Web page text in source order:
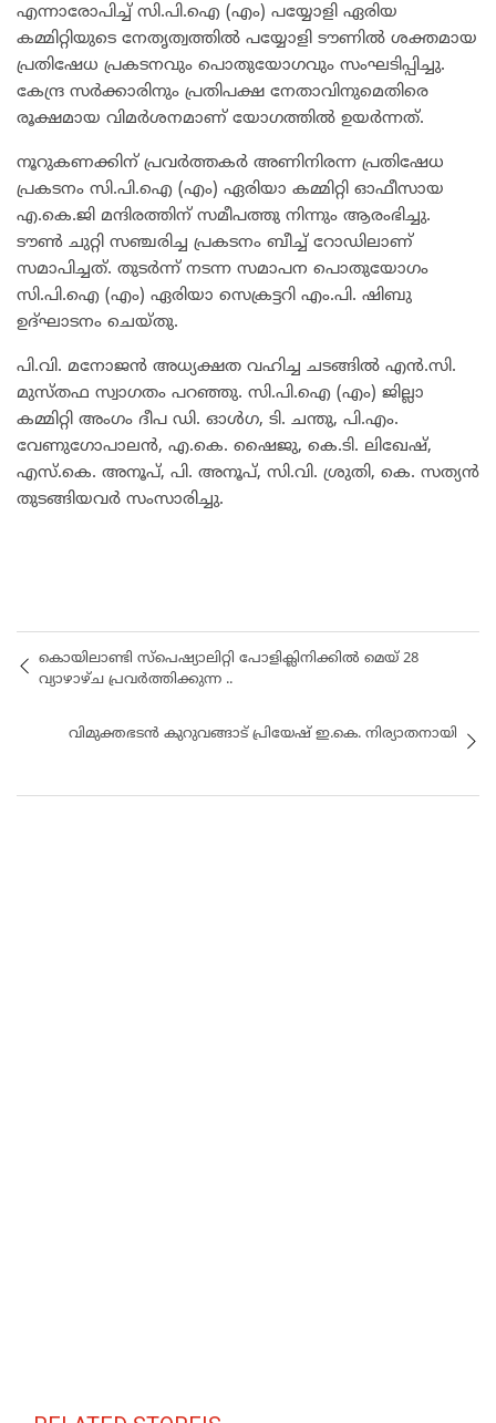
എന്നാരോപിച്ച് സി.പി.ഐ (എം) പയ്യോളി ഏരിയ
കമ്മിറ്റിയുടെ നേതൃത്വത്തിൽ പയ്യോളി ടൗണിൽ ശക്തമായ
പ്രതിഷേധ പ്രകടനവും പൊതുയോഗവും സംഘടിപ്പിച്ചു.
കേന്ദ്ര സർക്കാരിനും പ്രതിപക്ഷ നേതാവിനുമെതിരെ
രൂക്ഷമായ വിമർശനമാണ് യോഗത്തിൽ ഉയർന്നത്.
നൂറുകണക്കിന് പ്രവർത്തകർ അണിനിരന്ന പ്രതിഷേധ
പ്രകടനം സി.പി.ഐ (എം) ഏരിയാ കമ്മിറ്റി ഓഫീസായ
എ.കെ.ജി മന്ദിരത്തിന് സമീപത്തു നിന്നും ആരംഭിച്ചു.
ടൗൺ ചുറ്റി സഞ്ചരിച്ച പ്രകടനം ബീച്ച് റോഡിലാണ്
സമാപിച്ചത്. തുടർന്ന് നടന്ന സമാപന പൊതുയോഗം
സി.പി.ഐ (എം) ഏരിയാ സെക്രട്ടറി എം.പി. ഷിബു
ഉദ്ഘാടനം ചെയ്തു.
പി.വി. മനോജൻ അധ്യക്ഷത വഹിച്ച ചടങ്ങിൽ എൻ.സി.
മുസ്തഫ സ്വാഗതം പറഞ്ഞു. സി.പി.ഐ (എം) ജില്ലാ
കമ്മിറ്റി അംഗം ദീപ ഡി. ഓൾഗ, ടി. ചന്തു, പി.എം.
വേണുഗോപാലൻ, എ.കെ. ഷൈജു, കെ.ടി. ലിഖേഷ്,
എസ്.കെ. അനൂപ്, പി. അനൂപ്, സി.വി. ശ്രുതി, കെ. സത്യൻ
തുടങ്ങിയവർ സംസാരിച്ചു.
കൊയിലാണ്ടി സ്പെഷ്യാലിറ്റി പോളിക്ലിനിക്കിൽ മെയ്‌ 28
വ്യാഴാഴ്ച പ്രവർത്തിക്കുന്ന ..
വിമുക്തഭടൻ കുറുവങ്ങാട് പ്രിയേഷ് ഇ.കെ. നിര്യാതനായി